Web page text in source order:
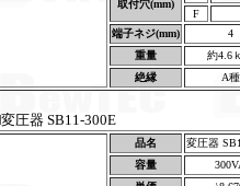
取付穴(mm)
F
端子ネジ(mm)
4
重量
約4.6
絶縁
A種
変圧器 SB11-300E
品名
変圧器
容量